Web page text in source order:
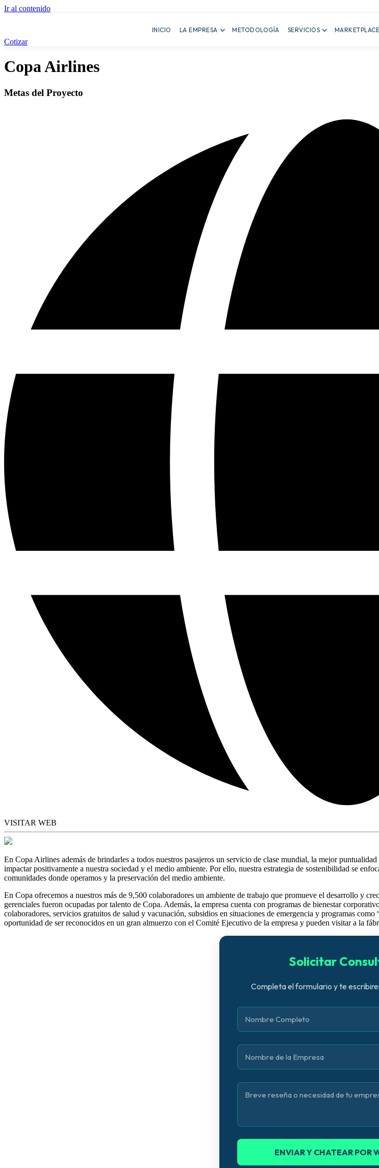
Ir al contenido
INICIO LA EMPRESA METODOLOGÍA SERVICIOS MARKETPLACE
Cotizar
Copa Airlines
Metas del Proyecto
VISITAR WEB
En Copa Airlines además de brindarles a todos nuestros pasajeros un servicio de clase mundial, la mejor
impactar positivamente a nuestra sociedad y el medio ambiente. Por ello, nuestra estrategia de sostenibilidad se
comunidades donde operamos y la preservación del medio ambiente.
En Copa ofrecemos a nuestros más de 9,500 colaboradores un ambiente de trabajo que promueve el desarrollo y
gerenciales fueron ocupadas por talento de Copa. Además, la empresa cuenta con programas de bienestar
colaboradores, servicios gratuitos de salud y vacunación, subsidios en situaciones de emergencia y programas
oportunidad de ser reconocidos en un gran almuerzo con el Comité Ejecutivo de la empresa y pueden visitar a la
Solicitar
Completa el formulario y te
ENVIAR Y CHATEAR POR